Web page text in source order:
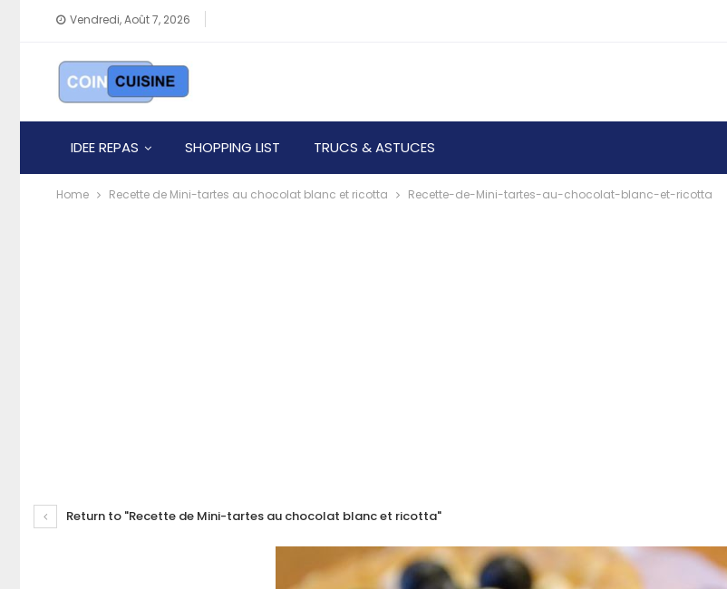
Vendredi, Août 7, 2026
IDEE REPAS SHOPPING LIST TRUCS & ASTUCES
Home Recette de Mini-tartes au chocolat blanc et ricotta Recette-de-Mini-tartes-au-chocolat-blanc-et-ricotta
Return to "Recette de Mini-tartes au chocolat blanc et ricotta"